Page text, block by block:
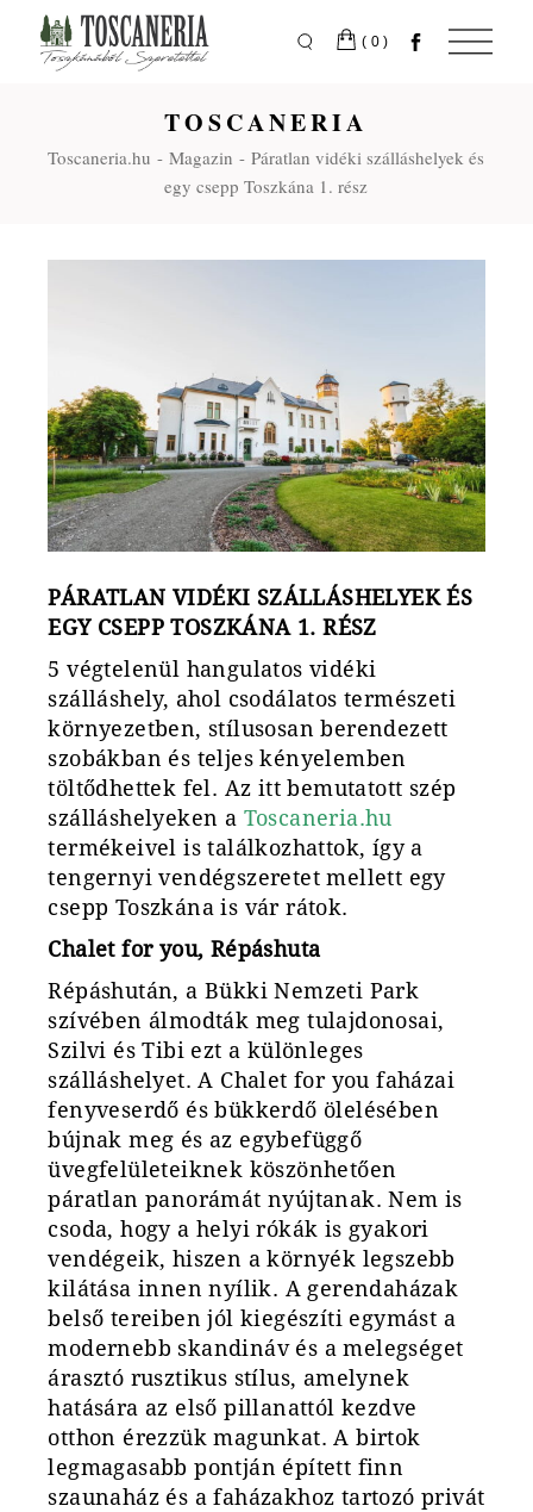
content
(0)
TOSCANERIA
Toscaneria.hu Magazin
Páratlan vidéki szálláshelyek és
egy csepp Toszkána 1. rész
PÁRATLAN VIDÉKI SZÁLLÁSHELYEK ÉS
EGY CSEPP TOSZKÁNA 1. RÉSZ
5 végtelenül hangulatos vidéki
szálláshely, ahol csodálatos természeti
környezetben, stílusosan berendezett
szobákban és teljes kényelemben
töltődhettek fel. Az itt bemutatott szép
szálláshelyeken a Toscaneria.hu
termékeivel is találkozhattok, így a
tengernyi vendégszeretet mellett egy
csepp Toszkána is vár rátok.
Chalet for you, Répáshuta
Répáshután, a Bükki Nemzeti Park
szívében álmodták meg tulajdonosai,
Szilvi és Tibi ezt a különleges
szálláshelyet. A Chalet for you faházai
fenyveserdő és bükkerdő ölelésében
bújnak meg és az egybefüggő
üvegfelületeiknek köszönhetően
páratlan panorámát nyújtanak. Nem is
csoda, hogy a helyi rókák is gyakori
vendégeik, hiszen a környék legszebb
kilátása innen nyílik. A gerendaházak
belső tereiben jól kiegészíti egymást a
modernebb skandináv és a melegséget
árasztó rusztikus stílus, amelynek
hatására az első pillanattól kezdve
otthon érezzük magunkat. A birtok
legmagasabb pontján épített finn
szaunaház és a faházakhoz tartozó privát